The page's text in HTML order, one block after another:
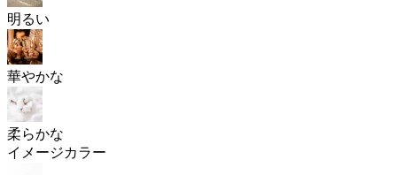
明るい
華やかな
柔らかな
イメージカラー